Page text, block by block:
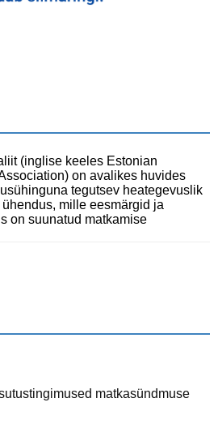
(inglise keeles Estonian
on avalikes huvides
tegutsev heategevuslik
mille eesmärgid ja
on suunatud matkamise
matkasündmuse